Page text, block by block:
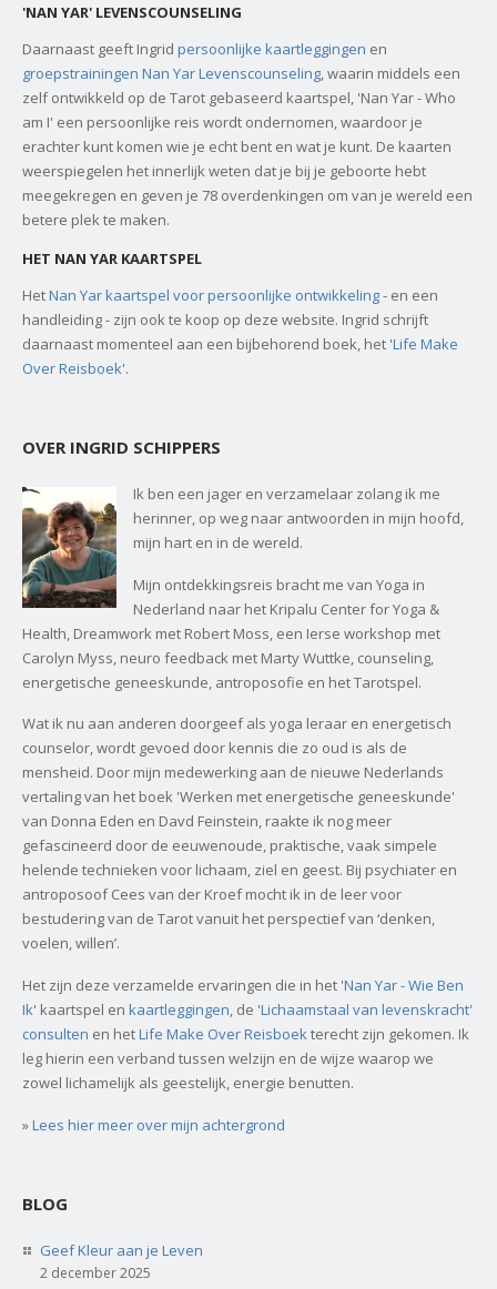
'NAN YAR' LEVENSCOUNSELING
Daarnaast geeft Ingrid persoonlijke kaartleggingen en
groepstrainingen Nan Yar Levenscounseling , waarin middels een
zelf ontwikkeld op de Tarot gebaseerd kaartspel, 'Nan Yar - Who
am I' een persoonlijke reis wordt ondernomen, waardoor je
erachter kunt komen wie je echt bent en wat je kunt. De kaarten
weerspiegelen het innerlijk weten dat je bij je geboorte hebt
meegekregen en geven je 78 overdenkingen om van je wereld een
betere plek te maken.
HET NAN YAR KAARTSPEL
HetNan Yar kaartspel voor persoonlijke ontwikkeling- en een
handleiding - zijn ook te koop op deze website. Ingrid schrijft
daarnaast momenteel aan een bijbehorend boek, het 'Life Make
Over Reisboek'.
OVER INGRID SCHIPPERS
Ik ben een jager en verzamelaar zolang ik me
herinner, op weg naar antwoorden in mijn hoofd,
mijn hart en in de wereld.
Mijn ontdekkingsreis bracht me van Yoga in
Nederland naar het Kripalu Center for Yoga &
Health, Dreamwork met Robert Moss, een Ierse workshop met
Carolyn Myss, neuro feedback met Marty Wuttke, counseling,
energetische geneeskunde, antroposofie en het Tarotspel.
Wat ik nu aan anderen doorgeef als yoga leraar en energetisch
counselor, wordt gevoed door kennis die zo oud is als de
mensheid. Door mijn medewerking aan de nieuwe Nederlands
vertaling van het boek 'Werken met energetische geneeskunde'
van Donna Eden en Davd Feinstein, raakte ik nog meer
gefascineerd door de eeuwenoude, praktische, vaak simpele
helende technieken voor lichaam, ziel en geest. Bij psychiater en
antroposoof Cees van der Kroef mocht ik in de leer voor
bestudering van de Tarot vanuit het perspectief van ‘denken,
voelen, willen’.
Het zijn deze verzamelde ervaringen die in het 'Nan Yar - Wie Ben
Ik' kaartspel en kaartleggingen, de 'Lichaamstaal van levenskracht'
consulten en hetLife Make Over Reisboekterecht zijn gekomen. Ik
leg hierin een verband tussen welzijn en de wijze waarop we
zowel lichamelijk als geestelijk, energie benutten.
»Lees hier meer over mijn achtergrond
BLOG
Geef Kleur aan je Leven
2 december 2025